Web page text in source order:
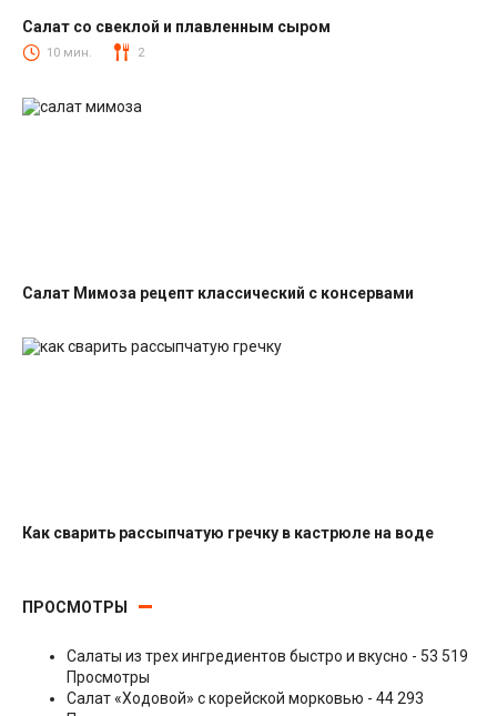
Салаты со свеклой
Салат со свеклой и плавленным сыром
10 мин. 2
Салат Мимоза рецепт классический с консервами
Как сварить рассыпчатую гречку в кастрюле на воде
ПРОСМОТРЫ
Салаты из трех ингредиентов быстро и вкусно - 53 519
Просмотры
Салат «Ходовой» с корейской морковью - 44 293